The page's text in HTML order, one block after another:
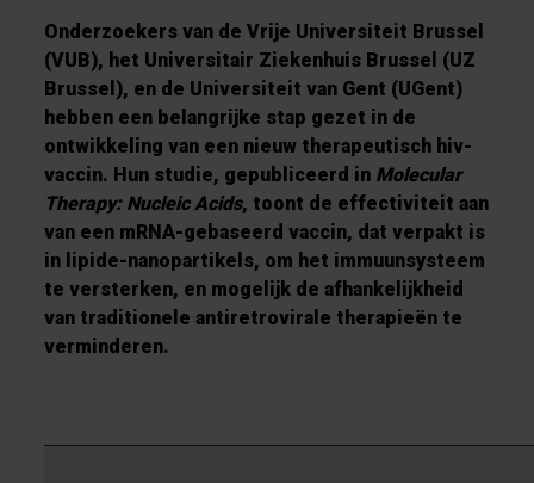
Onderzoekers van de Vrije Universiteit Brussel
(VUB), het Universitair Ziekenhuis Brussel (UZ
Brussel), en de Universiteit van Gent (UGent)
hebben een belangrijke stap gezet in de
ontwikkeling van een nieuw therapeutisch hiv-
vaccin. Hun studie, gepubliceerd in Molecular
Therapy: Nucleic Acids, toont de effectiviteit aan
van een mRNA-gebaseerd vaccin, dat verpakt is
in lipide-nanopartikels, om het immuunsysteem
te versterken, en mogelijk de afhankelijkheid
van traditionele antiretrovirale therapieën te
verminderen.